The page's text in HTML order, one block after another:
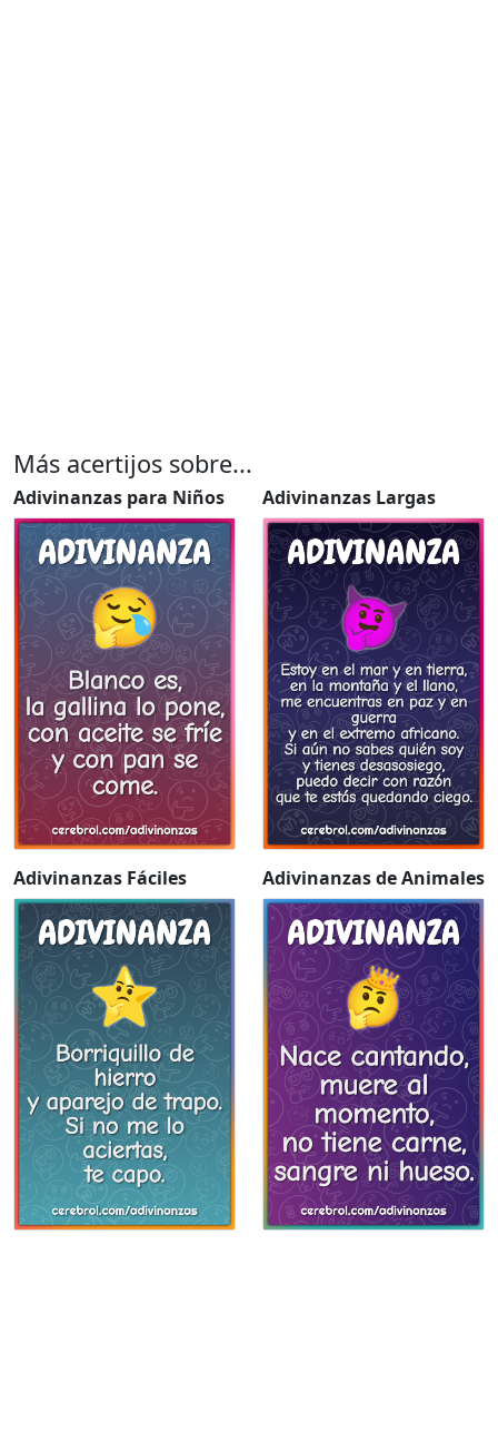
Más acertijos sobre...
Adivinanzas para Niños Adivinanzas Largas
Adivinanzas Fáciles Adivinanzas de Animales